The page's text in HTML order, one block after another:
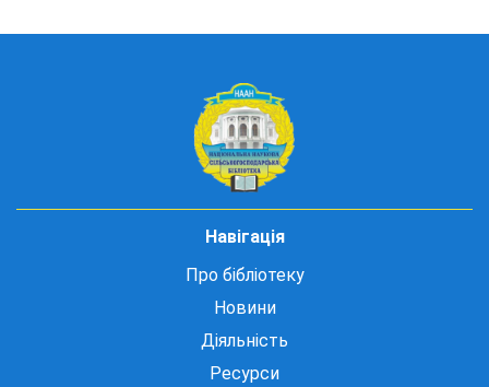
Навігація
Про бібліотеку
Новини
Діяльність
Ресурси